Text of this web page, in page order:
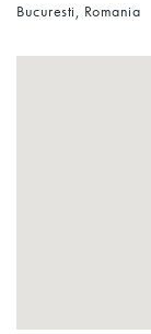
Bucuresti, Romania